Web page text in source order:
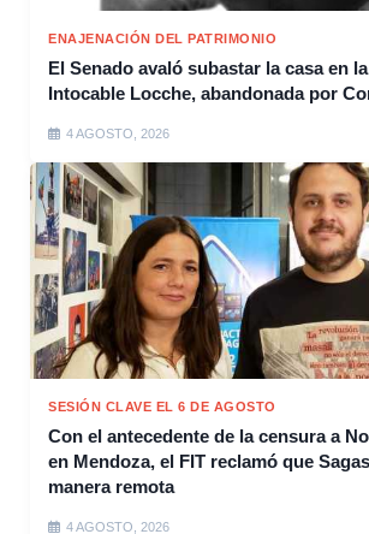
ENAJENACIÓN DEL PATRIMONIO
El Senado avaló subastar la casa en
Intocable Locche, abandonada por
4 AGOSTO, 2026
SESIÓN CLAVE EL 6 DE AGOSTO
Con el antecedente de la censura a
en Mendoza, el FIT reclamó que
manera remota
4 AGOSTO, 2026